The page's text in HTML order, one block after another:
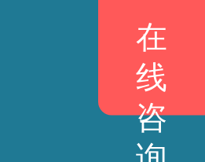
在
线
咨